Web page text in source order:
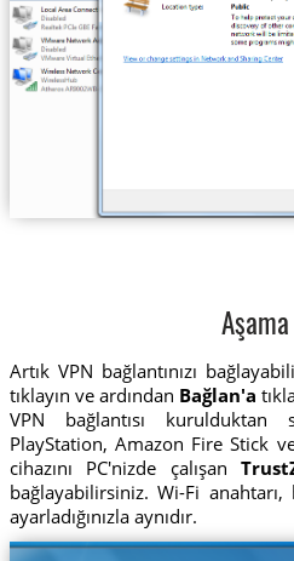
Artık VPN bağlantınızı
tıklayın ve ardından Bağlan'a
VPN bağlantısı
PlayStation, Amazon Fire Stick
cihazını PC'nizde çalışan
bağlayabilirsiniz. Wi-Fi
ayarladığınızla aynıdır.